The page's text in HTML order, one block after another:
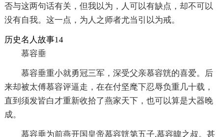
否与这两句话有关，但我以为，人可以有缺点，却不可以
没有自我。这一点，为人之师者尤当引以为戒。
历史名人故事14
慕容垂
慕容垂重小就勇冠三军，深受父亲慕容皝的喜爱。后
来却被太傅慕容评逼走，在在付坚麾下忍辱负重几十载，
直到须发皆白才重新收拾了燕家天下，也可以算是大器晚
成。
慕容垂为前燕开国皇帝慕容皝第五子,慕容暐之叔。甚